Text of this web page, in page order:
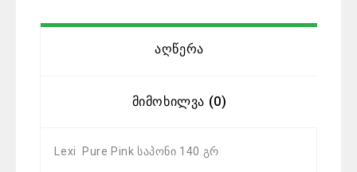
Აღწერა
Მიმოხილვა (0)
Lexi Pure Pink საპონი 140 გრ